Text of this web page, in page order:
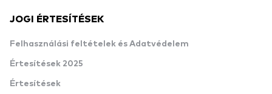
JOGI ÉRTESÍTÉSEK
Felhasználási feltételek és Adatvédelem
Értesítések 2025
Értesítések